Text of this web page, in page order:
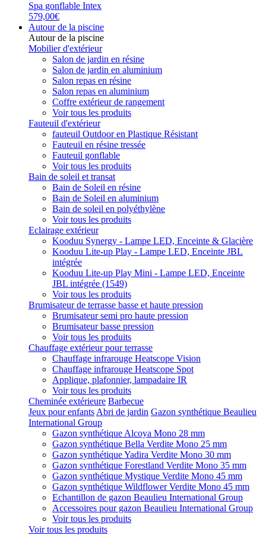
Spa gonflable Intex
579,00€
Autour de la piscine
Autour de la piscine
Mobilier d'extérieur
Salon de jardin en résine
Salon de jardin en aluminium
Salon repas en résine
Salon repas en aluminium
Coffre extérieur de rangement
Voir tous les produits
Fauteuil d'extérieur
fauteuil Outdoor en Plastique Résistant
Fauteuil en résine tressée
Fauteuil gonflable
Voir tous les produits
Bain de soleil et transat
Bain de Soleil en résine
Bain de Soleil en aluminium
Bain de soleil en polyéthylène
Voir tous les produits
Eclairage extérieur
Kooduu Synergy - Lampe LED, Enceinte & Glacière
Kooduu Lite-up Play - Lampe LED, Enceinte JBL
intégrée
Kooduu Lite-up Play Mini - Lampe LED, Enceinte
JBL intégrée (1549)
Voir tous les produits
Brumisateur de terrasse basse et haute pression
Brumisateur semi pro haute pression
Brumisateur basse pression
Voir tous les produits
Chauffage extérieur pour terrasse
Chauffage infrarouge Heatscope Vision
Chauffage infrarouge Heatscope Spot
Applique, plafonnier, lampadaire IR
Voir tous les produits
Cheminée extérieure Barbecue
Jeux pour enfants Abri de jardin Gazon synthétique Beaulieu
International Group
Gazon synthétique Alcoya Mono 28 mm
Gazon synthétique Bella Verdite Mono 25 mm
Gazon synthétique Yadira Verdite Mono 30 mm
Gazon synthétique Forestland Verdite Mono 35 mm
Gazon synthétique Mystique Verdite Mono 45 mm
Gazon synthétique Wildflower Verdite Mono 45 mm
Echantillon de gazon Beaulieu International Group
Accessoires pour gazon Beaulieu International Group
Voir tous les produits
Voir tous les produits